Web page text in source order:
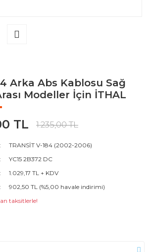
Arka Abs Kablosu Sağ
Modeller İçin İTHAL
TL 1.235,00 TL
TRANSİT V-184 (2002-2006)
YC15 2B372 DC
1.029,17 TL + KDV
902,50 TL (%5,00 havale indirimi)
taksitlerle!